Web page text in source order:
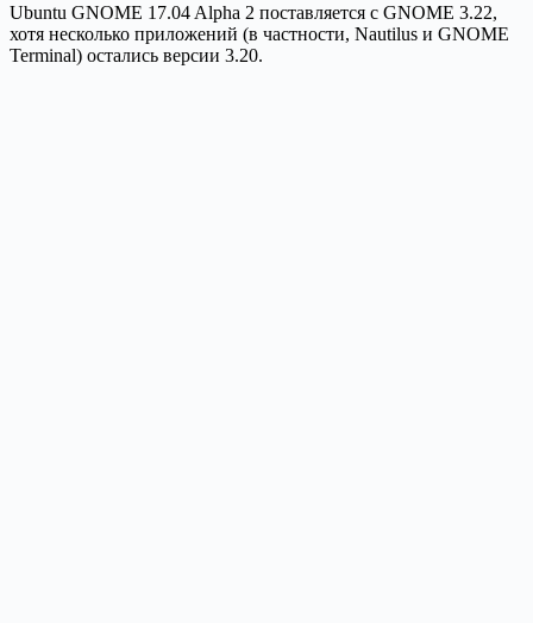
Ubuntu GNOME 17.04 Alpha 2 поставляется с GNOME 3.22,
хотя несколько приложений (в частности, Nautilus и GNOME
Terminal) остались версии 3.20.